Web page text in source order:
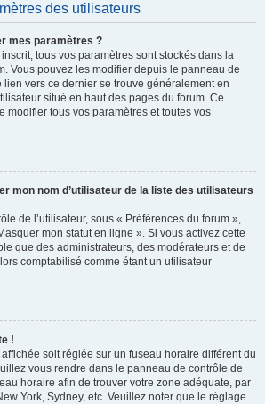
des utilisateurs
mes paramètres ?
tous vos paramètres sont stockés dans la
Vous pouvez les modifier depuis le panneau de
lien vers ce dernier se trouve généralement en
situé en haut des pages du forum. Ce
modifier tous vos paramètres et toutes vos
mon nom d’utilisateur de la liste des utilisateurs
de l’utilisateur, sous « Préférences du forum »,
mon statut en ligne ». Si vous activez cette
que des administrateurs, des modérateurs et de
comptabilisé comme étant un utilisateur
!
affichée soit réglée sur un fuseau horaire différent du
vous rendre dans le panneau de contrôle de
horaire afin de trouver votre zone adéquate, par
York, Sydney, etc. Veuillez noter que le réglage